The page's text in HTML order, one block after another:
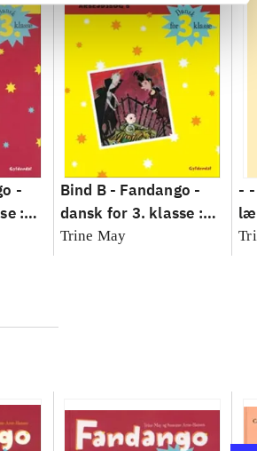
-
:
Bind B - Fandango -
dansk for 3. klasse :
grundbog --
Trine May
-